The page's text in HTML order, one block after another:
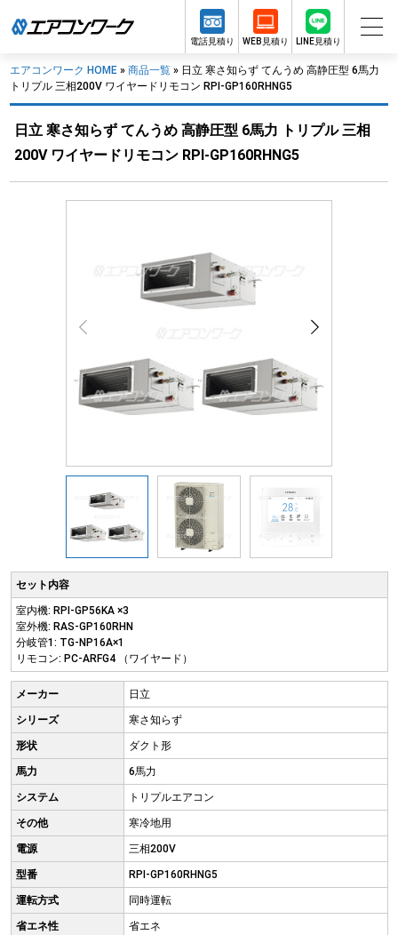
電話見積り WEB見積り LINE見積り
エアコンワーク HOME » 商品一覧 » 日立 寒さ知らず てんうめ 高静圧型 6馬力
トリプル 三相200V ワイヤードリモコン RPI-GP160RHNG5
日立 寒さ知らず てんうめ 高静圧型 6馬力 トリプル 三相
200V ワイヤードリモコン RPI-GP160RHNG5
セット内容
室内機: RPI-GP56KA ×3
室外機: RAS-GP160RHN
分岐管1: TG-NP16A×1
リモコン: PC-ARFG4 （ワイヤード）
メーカー 日立
シリーズ 寒さ知らず
形状 ダクト形
馬力 6馬力
システム トリプルエアコン
その他 寒冷地用
電源 三相200V
型番 RPI-GP160RHNG5
運転方式 同時運転
省エネ性 省エネ